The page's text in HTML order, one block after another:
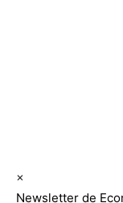
×
Newsletter de